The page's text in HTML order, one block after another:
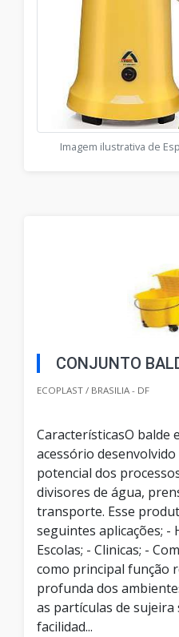
Imagem ilustrativa de
CONJUNTO
ECOPLAST / BRASILIA - DF
CaracterísticasO balde
acessório
potencial dos
divisores de água,
transporte. Esse
seguintes aplicações; -
Escolas; - Clinicas; -
como principal função
profunda dos
as partículas de
facilidad...